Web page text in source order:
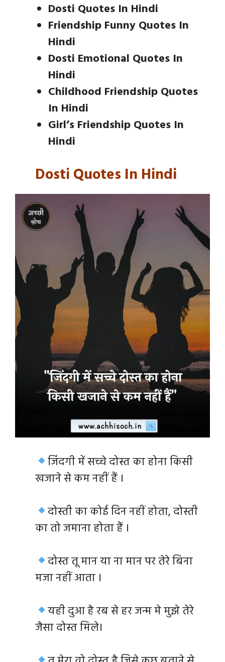
Dosti Quotes In Hindi
Friendship Funny Quotes In
Hindi
Dosti Emotional Quotes In
Hindi
Childhood Friendship Quotes
In Hindi
Girl’s Friendship Quotes In
Hindi
Dosti Quotes In Hindi
जिंदगी में सच्चे दोस्त का होना किसी
खजाने से कम नहीं हैं ।
दोस्ती का कोई दिन नहीं होता, दोस्ती
का तो जमाना होता हैं ।
दोस्त तू मान या ना मान पर तेरे बिना
मजा नहीं आता ।
यही दुआ है रब से हर जन्म मे मुझे तेरे
जैसा दोस्त मिले।